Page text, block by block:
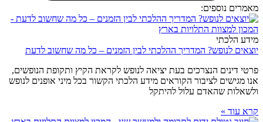
מאמרים נוספים:
מידע הלכתי
יוצאים לנופש? המדריך ההלכתי לבין הזמנים – כל מה שחשוב לדעת
פרטי דינים הנצרכים בעת יציאה לנופש לקראת הקיץ ותקופת הנופשים,
אנו מגישים לציבור הקוראים מידע הלכתי הקשור בכל מיני אופנים לנופש
ולשאלות שהאדם עלול להיתקל
קרא עוד »